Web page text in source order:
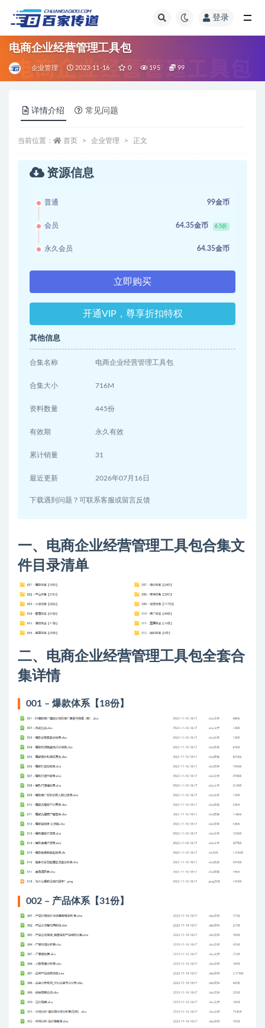
登录
电商企业经营管理工具包
企业管理 2023-11-16 0 195 99
详情介绍 常见问题
当前位置： 首页 企业管理 正文
资源信息
普通 99金币
会员 64.35金币 6.5折
永久会员 64.35金币
立即购买
开通VIP，尊享折扣特权
其他信息
合集名称 电商企业经营管理工具包
合集大小 716M
资料数量 445份
有效期 永久有效
累计销量 31
最近更新 2026年07月16日
下载遇到问题？可联系客服或留言反馈
一、电商企业经营管理工具包合集文
件目录清单
二、电商企业经营管理工具包全套合
集详情
001 – 爆款体系【18份】
002 – 产品体系【31份】